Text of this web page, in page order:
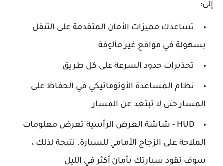
إلى:
تساعدك مميزات الأمان المتقدمة على التنقل
بسهولة في مواقع غير مألوفة
تحذيرات حدود السرعة على كل طريق
نظام المساعدة الأوتوماتيكي في الحفاظ على
المسار حتى لا تبتعد عن المسار
HUD - شاشة العرض الرأسية تعرض معلومات
الملاحة على الزجاج الأمامي للسيارة. نتيجة لذلك ،
سوف تقود سيارتك بأمان أكثر في الليل